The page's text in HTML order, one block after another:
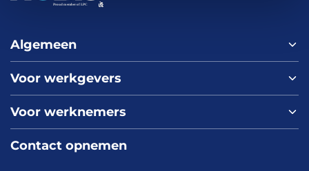
Algemeen
Home
Over ons
Werken bij HOBIJ
Contact
Voor werkgevers
Nieuws
Blog
Academy
Voor werknemers
Vacaturepagina
Contact opnemen